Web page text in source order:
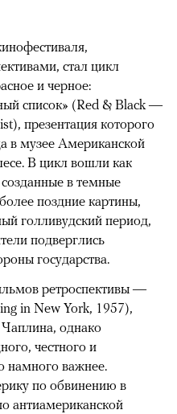
стал цикл
и черное:
список» (Red & Black —
презентация которого
в музее Американской
В цикл вошли как
в темные
поздние картины,
голливудский период,
подверглись
государства.
ретроспективы —
in New York, 1957),
однако
честного и
намного важнее.
по обвинению в
антиамериканской